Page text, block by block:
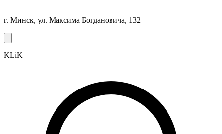
г. Минск, ул. Максима Богдановича, 132
KLiK